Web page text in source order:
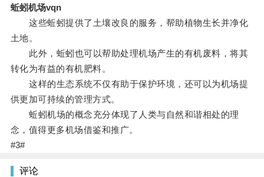
蚯蚓机场vqn
这些蚯蚓提供了土壤改良的服务，帮助植物生长并净化
土地。
此外，蚯蚓也可以帮助处理机场产生的有机废料，将其
转化为有益的有机肥料。
这样的生态系统不仅有助于保护环境，还可以为机场提
供更加可持续的管理方式。
蚯蚓机场的概念充分体现了人类与自然和谐相处的理
念，值得更多机场借鉴和推广。
#3#
评论